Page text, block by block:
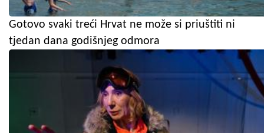
Gotovo svaki treći Hrvat ne može si priuštiti ni
tjedan dana godišnjeg odmora